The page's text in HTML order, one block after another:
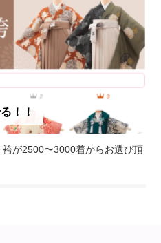
！！
が2500〜3000着からお選び頂